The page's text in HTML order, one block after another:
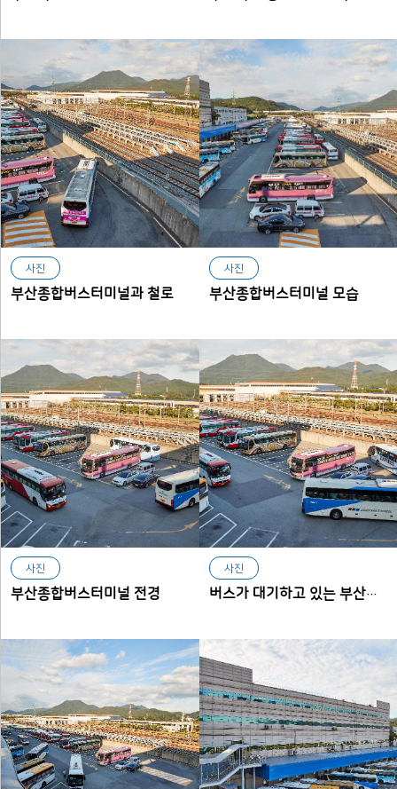
사진
부산종합버스터미널과 철로
사진
부산종합버스터미널 모습
사진
부산종합버스터미널 전경
사진
버스가 대기하고 있는 부산종합버스터미널